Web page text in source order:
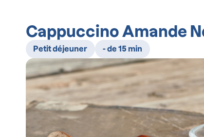
Cappuccino Amande
- de 15 min
Petit déjeuner